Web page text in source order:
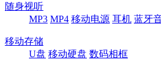
随身视听
MP3 MP4 移动电源 耳机 蓝牙
移动存储
U盘 移动硬盘 数码相框